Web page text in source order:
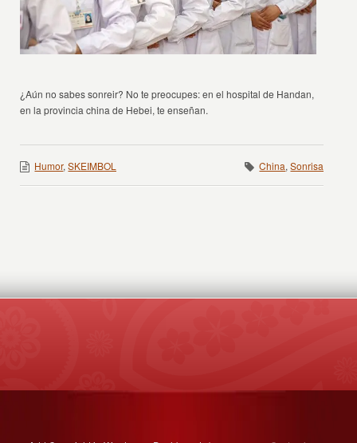
¿Aún no sabes sonreir? No te preocupes: en el hospital de Handan,
en la provincia china de Hebei, te enseñan.
Humor,SKEIMBOL China,Sonrisa